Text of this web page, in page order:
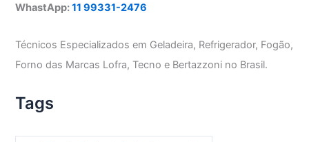
WhastApp:11 99331-2476
Técnicos Especializados em Geladeira, Refrigerador, Fogão,
Forno das Marcas Lofra, Tecno e Bertazzoni no Brasil.
Tags